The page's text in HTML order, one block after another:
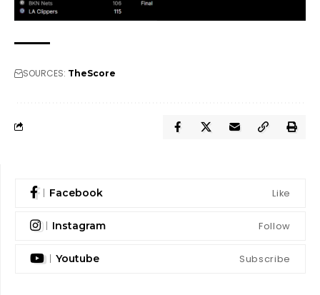
SOURCES: TheScore
Facebook Like
Instagram Follow
Youtube Subscribe